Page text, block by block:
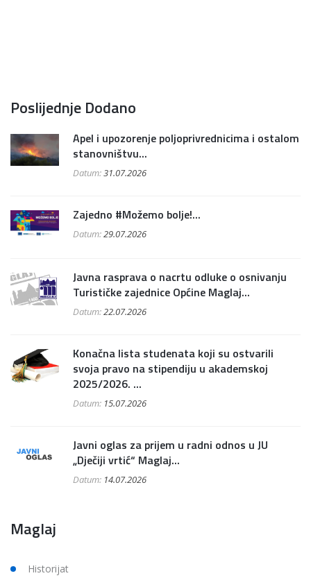
Poslijednje Dodano
Apel i upozorenje poljoprivrednicima i ostalom
stanovništvu...
Datum:31.07.2026
Zajedno #Možemo bolje!...
Datum:29.07.2026
Javna rasprava o nacrtu odluke o osnivanju
Turističke zajednice Općine Maglaj...
Datum:22.07.2026
Konačna lista studenata koji su ostvarili
svoja pravo na stipendiju u akademskoj
2025/2026. ...
Datum: 15.07.2026
Javni oglas za prijem u radni odnos u JU
„Dječiji vrtić“ Maglaj...
Datum: 14.07.2026
Maglaj
Historijat